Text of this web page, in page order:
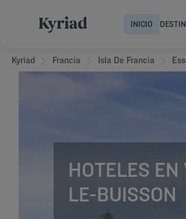
INICIO
Kyriad Francia Isla De Francia
HOTELES EN
LE-BUISSON